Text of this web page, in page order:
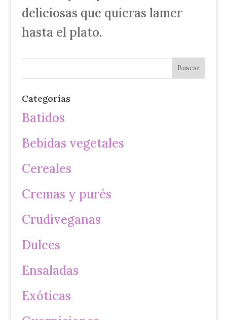
deliciosas que quieras lamer
hasta el plato.
Categorías
Batidos
Bebidas vegetales
Cereales
Cremas y purés
Crudiveganas
Dulces
Ensaladas
Exóticas